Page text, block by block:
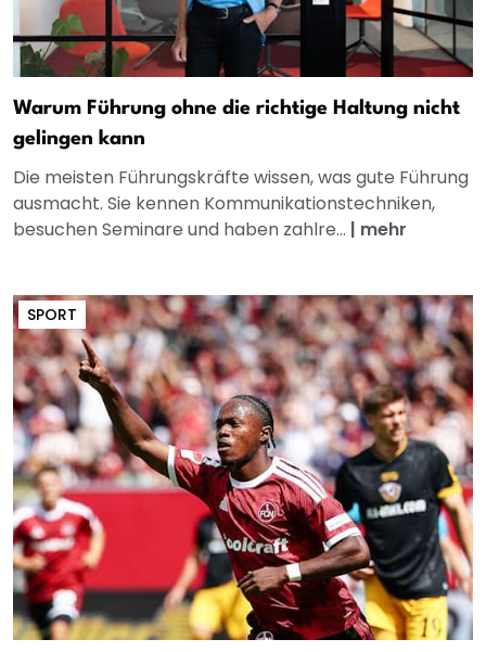
Warum Führung ohne die richtige Haltung nicht
gelingen kann
Die meisten Führungskräfte wissen, was gute Führung
ausmacht. Sie kennen Kommunikationstechniken,
besuchen Seminare und haben zahlre... | mehr
SPORT